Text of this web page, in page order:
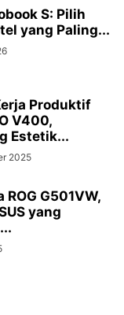
S: Pilih
yang Paling...
Produktif
V400,
Estetik...
2025
G501VW,
yang